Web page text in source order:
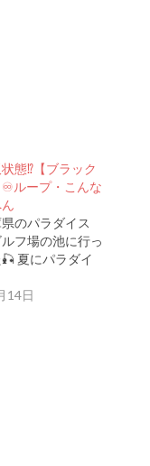
態⁉︎【ブラック
ループ・こんな
のパラダイス
フ場の池に行っ
夏にパラダイ
14日